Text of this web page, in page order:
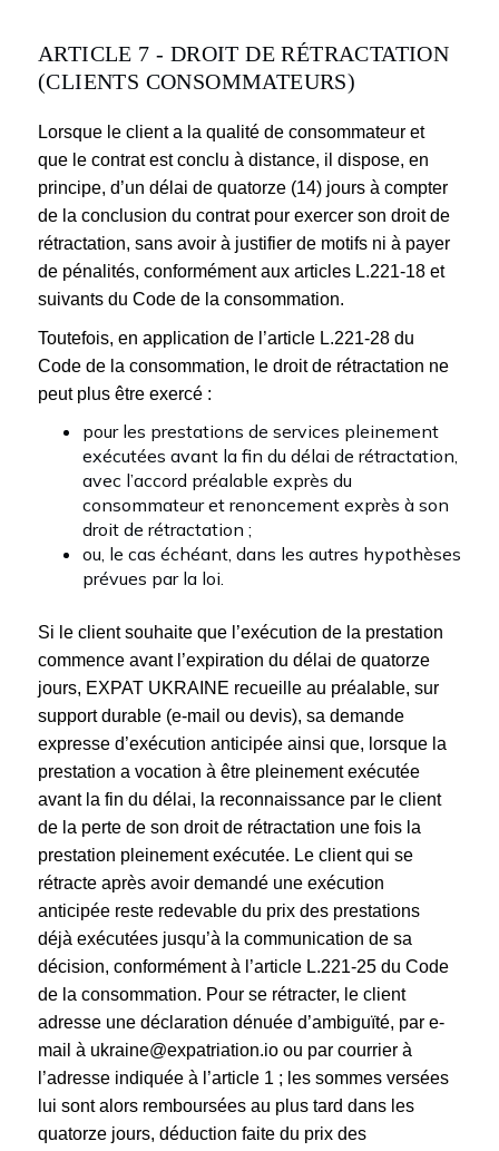
ARTICLE 7 - DROIT DE RÉTRACTATION
(CLIENTS CONSOMMATEURS)
Lorsque le client a la qualité de consommateur et
que le contrat est conclu à distance, il dispose, en
principe, d’un délai de quatorze (14) jours à compter
de la conclusion du contrat pour exercer son droit de
rétractation, sans avoir à justifier de motifs ni à payer
de pénalités, conformément aux articles L.221-18 et
suivants du Code de la consommation.
Toutefois, en application de l’article L.221-28 du
Code de la consommation, le droit de rétractation ne
peut plus être exercé :
pour les prestations de services pleinement
exécutées avant la fin du délai de rétractation,
avec l’accord préalable exprès du
consommateur et renoncement exprès à son
droit de rétractation ;
ou, le cas échéant, dans les autres hypothèses
prévues par la loi.
Si le client souhaite que l’exécution de la prestation
commence avant l’expiration du délai de quatorze
jours, EXPAT UKRAINE recueille au préalable, sur
support durable (e-mail ou devis), sa demande
expresse d’exécution anticipée ainsi que, lorsque la
prestation a vocation à être pleinement exécutée
avant la fin du délai, la reconnaissance par le client
de la perte de son droit de rétractation une fois la
prestation pleinement exécutée. Le client qui se
rétracte après avoir demandé une exécution
anticipée reste redevable du prix des prestations
déjà exécutées jusqu’à la communication de sa
décision, conformément à l’article L.221-25 du Code
de la consommation. Pour se rétracter, le client
adresse une déclaration dénuée d’ambiguïté, par e-
mail à ukraine@expatriation.io ou par courrier à
l’adresse indiquée à l’article 1 ; les sommes versées
lui sont alors remboursées au plus tard dans les
quatorze jours, déduction faite du prix des